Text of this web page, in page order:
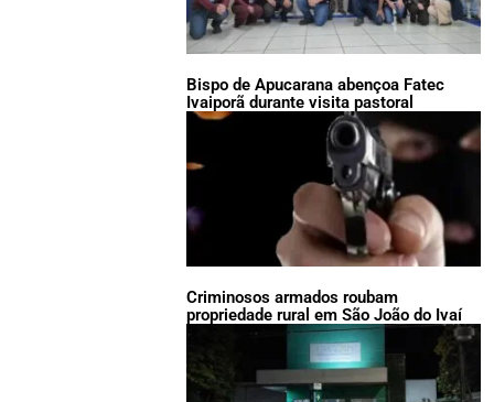
Bispo de Apucarana abençoa Fatec
Ivaiporã durante visita pastoral
Criminosos armados roubam
propriedade rural em São João do Ivaí